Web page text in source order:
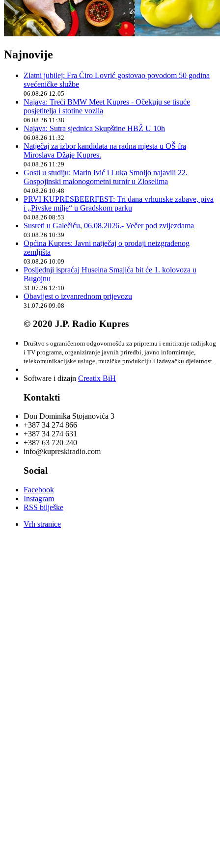
Najnovije
Zlatni jubilej: Fra Ćiro Lovrić gostovao povodom 50 godina
svećeničke službe
06.08.26 12:05
Najava: Treći BMW Meet Kupres - Očekuju se tisuće
posjetitelja i stotine vozila
06.08.26 11:38
Najava: Sutra sjednica Skupštine HBŽ U 10h
06.08.26 11:32
Natječaj za izbor kandidata na radna mjesta u OŠ fra
Miroslava Džaje Kupres.
04.08.26 11:29
Gosti u studiju: Marin Ivić i Luka Smoljo najavili 22.
Gospojinski malonogometni turnir u Zloselima
04.08.26 10:48
PRVI KUPRESBEERFEST: Tri dana vrhunske zabave, piva
i „Pivske milje“ u Gradskom parku
04.08.26 08:53
Susreti u Galečiću, 06.08.2026.- Večer pod zvijezdama
03.08.26 10:39
Općina Kupres: Javni natječaj o prodaji neizgrađenog
zemljišta
03.08.26 10:09
Posljednji ispraćaj Huseina Smajića bit će 1. kolovoza u
Bugojnu
31.07.26 12:10
Obavijest o izvanrednom prijevozu
31.07.26 09:08
© 2020 J.P. Radio Kupres
Društvo s ograničenom odgovornošću za pripremu i emitiranje radijskog
i TV programa, organiziranje javnih priredbi, javno informiranje,
telekomunikacijske usluge, muzička produkciju i izdavačku djelatnost.
Software i dizajn Creatix BiH
Kontakti
Don Dominika Stojanovića 3
+387 34 274 866
+387 34 274 631
+387 63 720 240
info@kupreskiradio.com
Social
Facebook
Instagram
RSS bilješke
Vrh stranice